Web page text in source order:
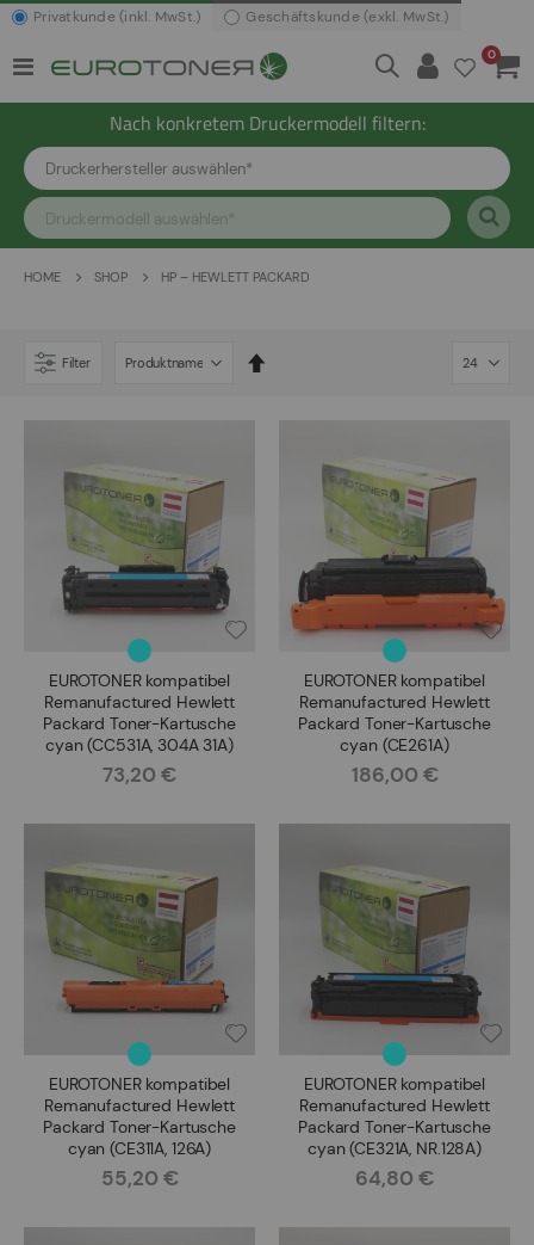
Privatkunde (inkl. MwSt.) Geschäftskunde (exkl. MwSt.)
Navigation
0Artikel
Nach konkretem Druckermodell filtern:
HOME SHOP HP – HEWLETT PACKARD
Filter
EUROTONER kompatibel
Remanufactured Hewlett
Packard Toner-Kartusche
cyan (CC531A, 304A 31A)
Rating:
73,20 €
EUROTONER kompatibel
Remanufactured Hewlett
Packard Toner-Kartusche
cyan (CE261A)
Rating:
186,00 €
EUROTONER kompatibel
Remanufactured Hewlett
Packard Toner-Kartusche
cyan (CE311A, 126A)
Rating:
55,20 €
EUROTONER kompatibel
Remanufactured Hewlett
Packard Toner-Kartusche
cyan (CE321A, NR.128A)
Rating:
64,80 €